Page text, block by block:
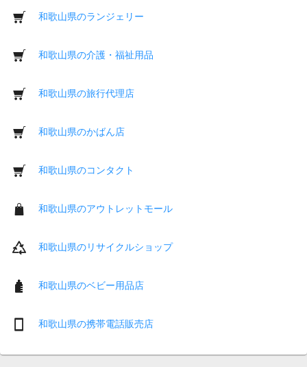
和歌山県のランジェリー
和歌山県の介護・福祉用品
和歌山県の旅行代理店
和歌山県のかばん店
和歌山県のコンタクト
和歌山県のアウトレットモール
和歌山県のリサイクルショップ
和歌山県のベビー用品店
和歌山県の携帯電話販売店